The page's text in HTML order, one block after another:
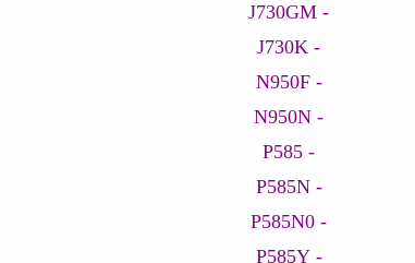
- J730GM
- J730K
- N950F
- N950N
- P585
- P585N
- P585N0
- P585Y